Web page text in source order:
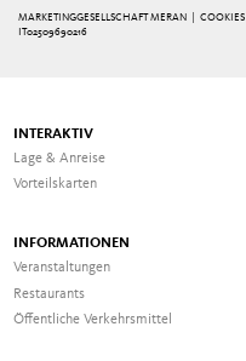
MARKETINGGESELLSCHAFT MERAN | COOKIES
IT02509690216
INTERAKTIV
Lage & Anreise
Vorteilskarten
INFORMATIONEN
Veranstaltungen
Restaurants
Öffentliche Verkehrsmittel